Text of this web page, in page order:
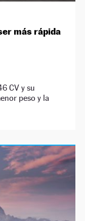
más rápida
CV y su
peso y la